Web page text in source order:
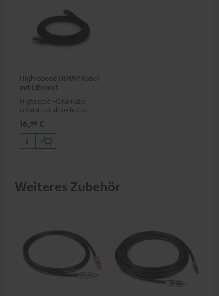
High-Speed HDMI® Kabel
mit Ethernet
Highspeed HDMI-Kabel
unterstützt aktuelle Standards
16,99 €
Weiteres Zubehör